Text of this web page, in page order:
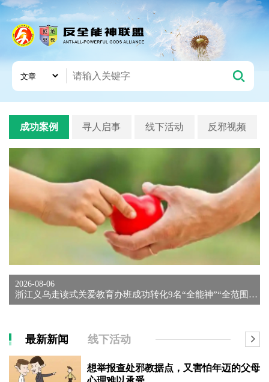
成功案例 寻人启事 线下活动 反邪视频
2026-08-06
浙江义乌走读式关爱教育办班成功转化9名“全能神”“全范围教会...
最新新闻 线下活动
想举报查处邪教据点，又害怕年迈的父母